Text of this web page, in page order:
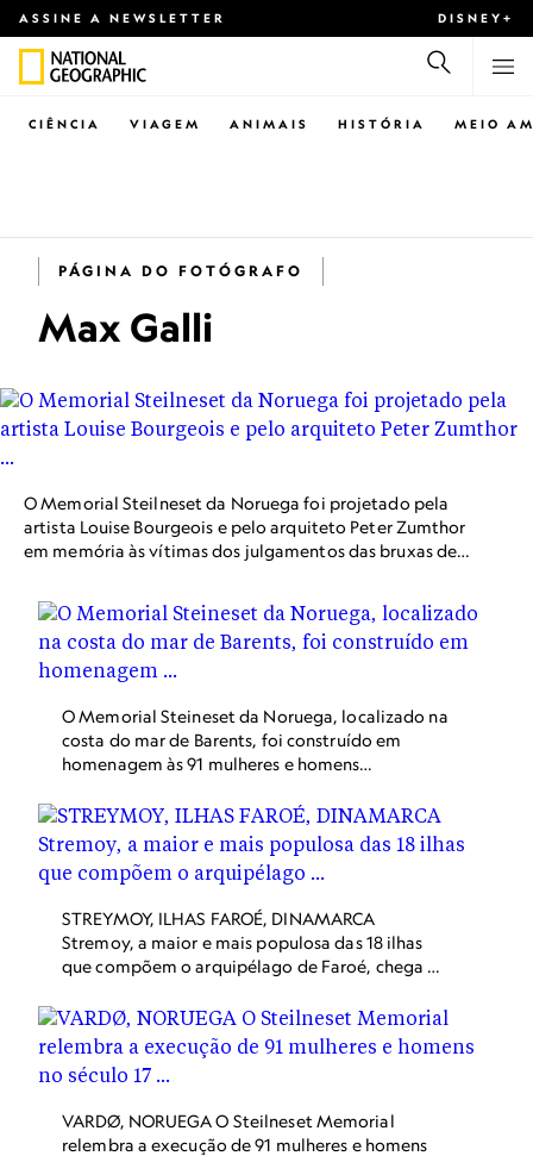
ASSINE A NEWSLETTER DISNEY+
CIÊNCIA VIAGEM ANIMAIS HISTÓRIA MEIO
PÁGINA DO FOTÓGRAFO
Max Galli
O Memorial Steilneset da Noruega foi projetado pela
artista Louise Bourgeois e pelo arquiteto Peter Zumthor
em memória às vítimas dos julgamentos das bruxas de
O Memorial Steineset da Noruega, localizado na
costa do mar de Barents, foi construído em
homenagem às 91 mulheres e homens
STREYMOY, ILHAS FAROÉ, DINAMARCA
Stremoy, a maior e mais populosa das 18 ilhas
que compõem o arquipélago de Faroé, chega a
desarborizada e moldada pelas geleiras. Os
glutões aventureiros vão direto ao Koks, o
restaurante do Hotel Føroyar, enaltecida por sua
Nova Cozinha Nórdica feita de ingredientes
VARDØ, NORUEGA O Steilneset Memorial
relembra a execução de 91 mulheres e homens